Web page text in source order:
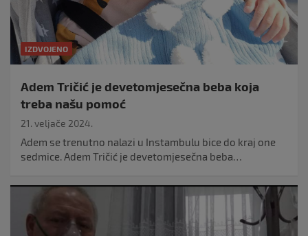
IZDVOJENO
Adem Tričić je devetomjesečna beba koja
treba našu pomoć
21. veljače 2024.
Adem se trenutno nalazi u Instambulu bice do kraj one
sedmice. Adem Tričić je devetomjesečna beba…